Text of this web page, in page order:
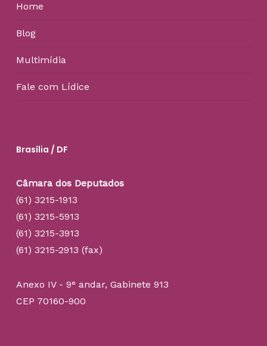
Home
Blog
Multimídia
Fale com Lídice
Brasília / DF
Câmara dos Deputados
(61) 3215-1913
(61) 3215-5913
(61) 3215-3913
(61) 3215-2913 (fax)
Anexo IV - 9° andar, Gabinete 913
CEP 70160-900